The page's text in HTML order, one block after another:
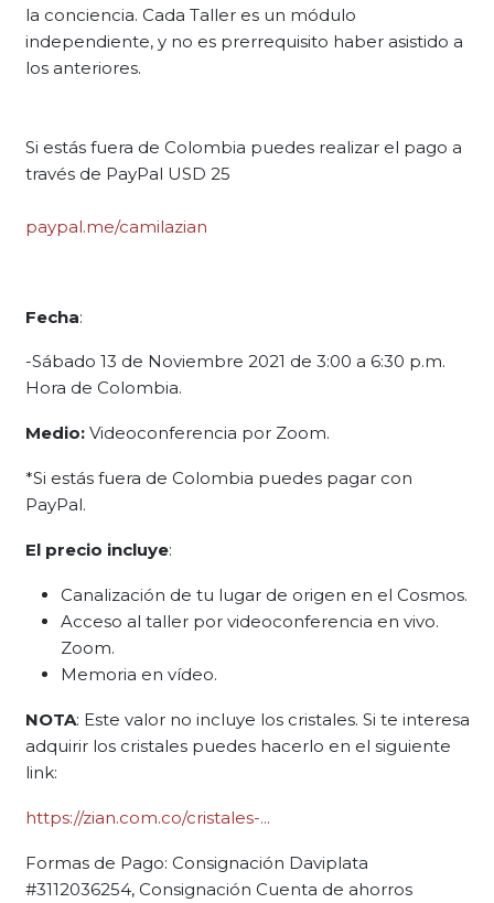
la conciencia. Cada Taller es un módulo
independiente, y no es prerrequisito haber asistido a
los anteriores.
Si estás fuera de Colombia puedes realizar el pago a
través de PayPal USD 25
paypal.me/camilazian
Fecha:
-Sábado 13 de Noviembre 2021 de 3:00 a 6:30 p.m.
Hora de Colombia.
Medio:Videoconferencia por Zoom.
*Si estás fuera de Colombia puedes pagar con
PayPal.
El precio incluye:
Canalización de tu lugar de origen en el Cosmos.
Acceso al taller por videoconferencia en vivo.
Zoom.
Memoria en vídeo.
NOTA: Este valor no incluye los cristales. Si te interesa
adquirir los cristales puedes hacerlo en el siguiente
link:
https://zian.com.co/cristales-...
Formas de Pago: Consignación Daviplata
#3112036254, Consignación Cuenta de ahorros